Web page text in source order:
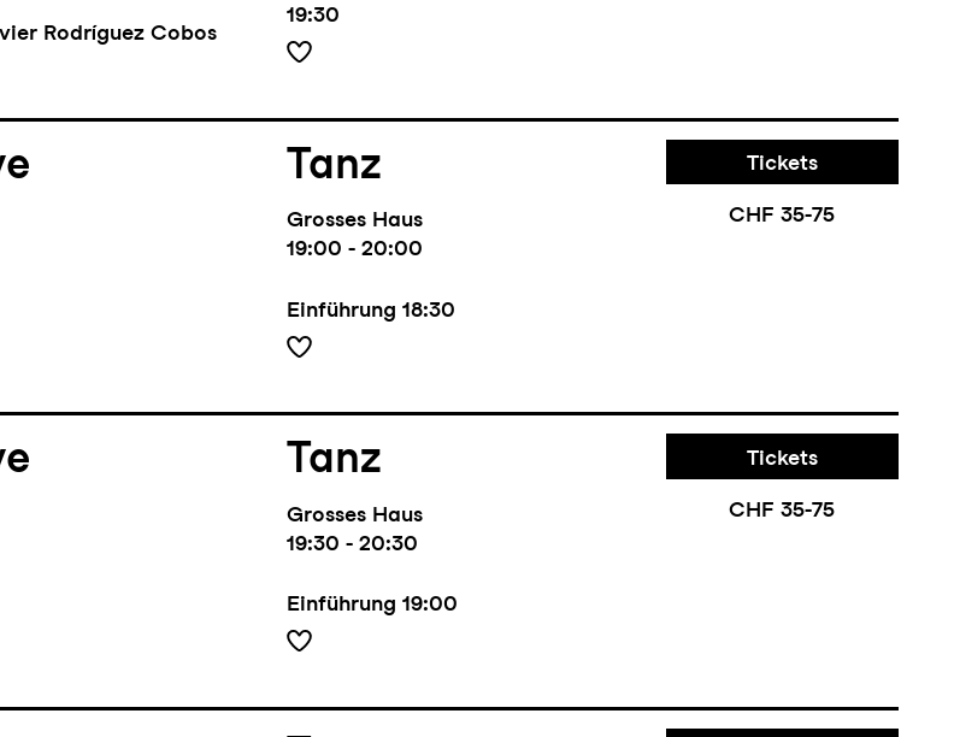
Rodríguez Cobos
19:30
Tanz
Grosses Haus
19:00 - 20:00
Einführung 18:30
Tickets
CHF 35-75
Tanz
Grosses Haus
19:30 - 20:30
Einführung 19:00
Tickets
CHF 35-75